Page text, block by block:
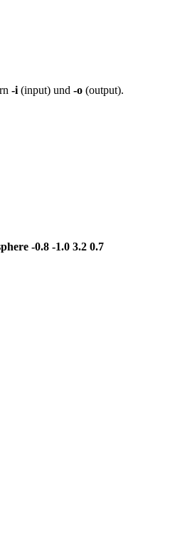
-i (input) und -o (output).
-0.8 -1.0 3.2 0.7